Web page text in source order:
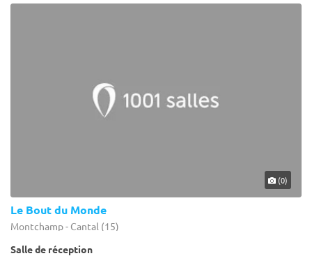
(0)
Le Bout du Monde
Montchamp - Cantal (15)
Salle de réception